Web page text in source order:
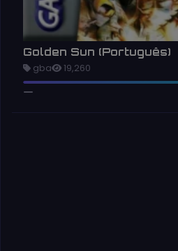
Golden Sun (Português)
gba 19,260